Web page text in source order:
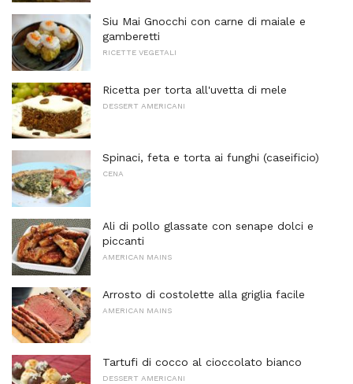
Siu Mai Gnocchi con carne di maiale e
gamberetti
RICETTE VEGETALI
Ricetta per torta all'uvetta di mele
DESSERT AMERICANI
Spinaci, feta e torta ai funghi (caseificio)
CENA
Ali di pollo glassate con senape dolci e
piccanti
AMERICAN MAINS
Arrosto di costolette alla griglia facile
AMERICAN MAINS
Tartufi di cocco al cioccolato bianco
DESSERT AMERICANI